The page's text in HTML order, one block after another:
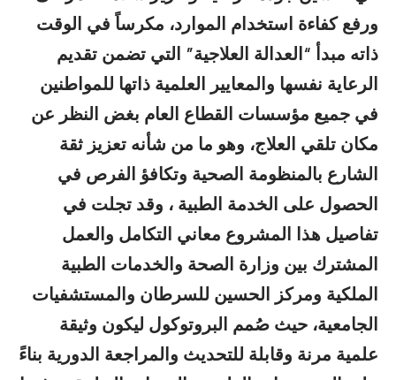
ورفع كفاءة استخدام الموارد، مكرساً في الوقت
ذاته مبدأ “العدالة العلاجية” التي تضمن تقديم
الرعاية نفسها والمعايير العلمية ذاتها للمواطنين
في جميع مؤسسات القطاع العام بغض النظر عن
مكان تلقي العلاج، وهو ما من شأنه تعزيز ثقة
الشارع بالمنظومة الصحية وتكافؤ الفرص في
الحصول على الخدمة الطبية ، وقد تجلت في
تفاصيل هذا المشروع معاني التكامل والعمل
المشترك بين وزارة الصحة والخدمات الطبية
الملكية ومركز الحسين للسرطان والمستشفيات
الجامعية، حيث صُمم البروتوكول ليكون وثيقة
علمية مرنة وقابلة للتحديث والمراجعة الدورية بناءً